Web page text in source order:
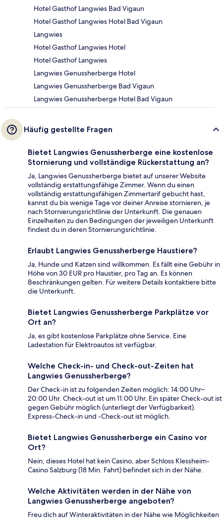
Hotel Gasthof Langwies Bad Vigaun
Hotel Gasthof Langwies Hotel Bad Vigaun
Langwies
Hotel Gasthof Langwies Hotel
Hotel Gasthof Langwies
Langwies Genussherberge Hotel
Langwies Genussherberge Bad Vigaun
Langwies Genussherberge Hotel Bad Vigaun
Häufig gestellte Fragen
Bietet Langwies Genussherberge eine kostenlose
Stornierung und vollständige Rückerstattung an?
Ja, Langwies Genussherberge bietet auf unserer Website
vollständig erstattungsfähige Zimmer. Wenn du einen
vollständig erstattungsfähigen Zimmertarif gebucht hast,
kannst du bis wenige Tage vor deiner Anreise stornieren, je
nach Stornierungsrichtlinie der Unterkunft. Die genauen
Einzelheiten zu den Bedingungen der jeweiligen Unterkunft
findest du in deren Stornierungsrichtlinie.
Erlaubt Langwies Genussherberge Haustiere?
Ja, Hunde und Katzen sind willkommen. Es fällt eine Gebühr in
Höhe von 30 EUR pro Haustier, pro Tag an. Es können
Beschränkungen gelten. Für weitere Details kontaktiere bitte
die Unterkunft.
Bietet Langwies Genussherberge Parkplätze vor
Ort an?
Ja, es gibt kostenlose Parkplätze ohne Service. Eine
Ladestation für Elektroautos ist verfügbar.
Welche Check-in- und Check-out-Zeiten hat
Langwies Genussherberge?
Der Check-in ist zu folgenden Zeiten möglich: 14:00 Uhr–
20:00 Uhr. Check-out ist um 11:00 Uhr. Ein später Check-out ist
gegen Gebühr möglich (unterliegt der Verfügbarkeit).
Express-Check-in und -Check-out ist möglich.
Bietet Langwies Genussherberge ein Casino vor
Ort?
Nein, dieses Hotel hat kein Casino, aber Schloss Klessheim-
Casino Salzburg (18 Min. Fahrt) befindet sich in der Nähe.
Welche Aktivitäten werden in der Nähe von
Langwies Genussherberge angeboten?
Freu dich auf Winteraktivitäten in der Nähe wie Möglichkeiten